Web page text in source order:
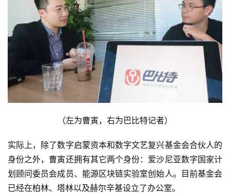
（左为曹寅，右为巴比特记者）
实际上，除了数字启蒙资本和数字文艺复兴基金会合伙人的
身份之外，曹寅还拥有其它两个身份：爱沙尼亚数字国家计
划顾问委员会成员、能源区块链实验室创始人。目前基金会
已经在柏林、塔林以及赫尔辛基设立了办公室。